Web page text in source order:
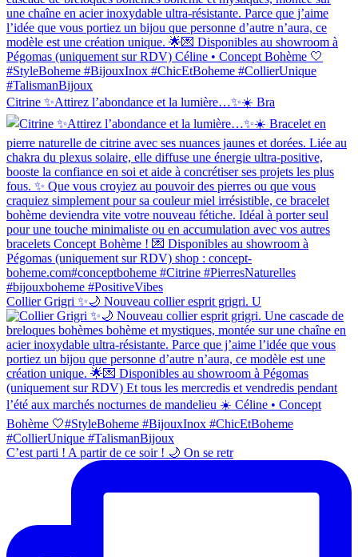
Citrine ✨Attirez l’abondance et la lumière…✨☀️ Bra
Collier Grigri ✨🌙 Nouveau collier esprit grigri. U
C’est parti ! A partir de ce soir ! 🌙 On se retr